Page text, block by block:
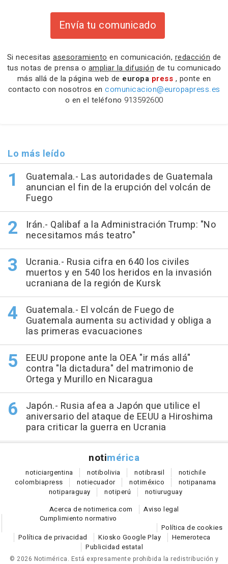
Envía tu comunicado
Si necesitas asesoramiento en comunicación, redacción de
tus notas de prensa o ampliar la difusión de tu comunicado
más allá de la página web de europa press , ponte en
contacto con nosotros en comunicacion@europapress.es
o en el teléfono 913592600
Lo más leído
Guatemala.- Las autoridades de Guatemala
anuncian el fin de la erupción del volcán de
Fuego
Irán.- Qalibaf a la Administración Trump: "No
necesitamos más teatro"
Ucrania.- Rusia cifra en 640 los civiles
muertos y en 540 los heridos en la invasión
ucraniana de la región de Kursk
Guatemala.- El volcán de Fuego de
Guatemala aumenta su actividad y obliga a
las primeras evacuaciones
EEUU propone ante la OEA "ir más allá"
contra "la dictadura" del matrimonio de
Ortega y Murillo en Nicaragua
Japón.- Rusia afea a Japón que utilice el
aniversario del ataque de EEUU a Hiroshima
para criticar la guerra en Ucrania
notimérica
noticiargentina notibolivia notibrasil notichile
colombiapress notiecuador notiméxico notipanama
notiparaguay notiperú notiuruguay
Acerca de notimerica.com
Aviso legal
Cumplimiento normativo
Política de cookies
Política de privacidad
Kiosko Google Play
Hemeroteca
Publicidad estatal
© 2026 Notimérica. Está expresamente prohibida la redistribución y